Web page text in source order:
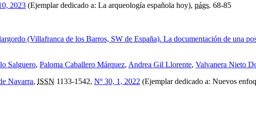
2023 (Ejemplar dedicado a: La arqueología española hoy), págs. 68-85
(Villafranca de los Barros, SW de España). La documentación de una
Salguero, Paloma Caballero Márquez, Andrea Gil Llorente, Valvanera Nieto
Navarra, ISSN 1133-1542, Nº 30, 1, 2022 (Ejemplar dedicado a: Nuevos